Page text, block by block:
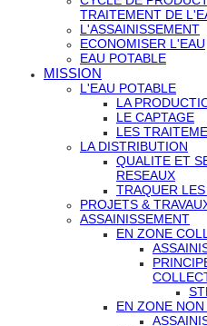
TRAITEMENT DE
L'ASSAINISSEMENT
ECONOMISER L'EAU
EAU POTABLE
MISSION
L'EAU POTABLE
LA
LE CAPTAGE
LES
LA DISTRIBUTION
QUALITE ET
RESEAUX
TRAQUER
PROJETS &
ASSAINISSEMENT
EN ZONE
EN ZONE